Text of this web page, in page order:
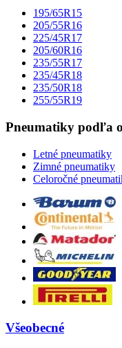
195/65R15
205/55R16
225/45R17
205/60R16
235/55R17
235/45R18
235/50R18
255/55R19
Pneumatiky podľa
Letné pneumatiky
Zimné pneumatiky
Celoročné
Všeobecné